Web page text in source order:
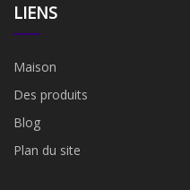
LIENS
Maison
Des produits
Blog
Plan du site